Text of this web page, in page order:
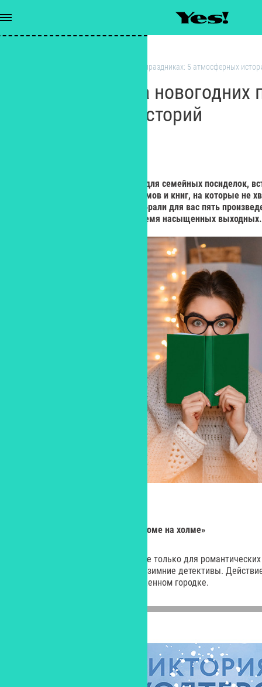
Что почитать на новогодних праздниках: 5 атмосферных
Что почитать на новогодних
атмосферных историй
Новогодние каникулы созданы для семейных посиделок,
развлечений. А еще – для фильмов и книг, на которые не
книжным сервисом Литрес отобрали для вас пять
расслабиться и отдохнуть во время насыщенных выходных.
Виктория Уолтерс «Убийство в доме на холме»
Новогодние каникулы – время не только для
отлично читаются атмосферные зимние детективы.
происходит в небольшом заснеженном городке.